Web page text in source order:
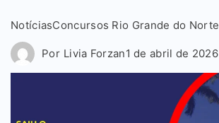
NotíciasConcursos Rio Grande do Norte
Por Livia Forzan1 de abril de 2026